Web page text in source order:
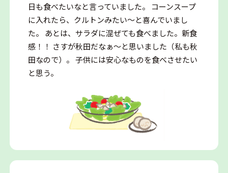
日も食べたいなと言っていました。 コーンスープ
に入れたら、クルトンみたい～と喜んでいまし
た。 あとは、サラダに混ぜても食べました。新食
感！！ さすが秋田だなぁ～と思いました（私も秋
田なので）。 子供には安心なものを食べさせたい
と思う。